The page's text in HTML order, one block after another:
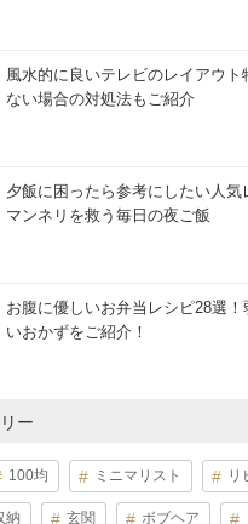
風水的に良いテレビのレイアウ
ない場合の対処法もご紹介
夕飯に困ったら参考にしたい人気
マンネリを救う毎日の夜ご飯
お腹に優しいお弁当レシピ28選
いおかずをご紹介！
ー
100均 ミニマリスト リ
納 玄関 ボブヘア